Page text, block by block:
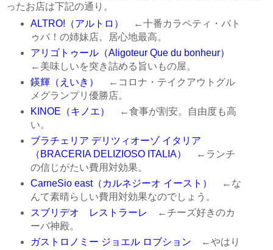
ったお店は下記の通り。
ALTRO!（アルトロ）
←十番カラペティ・バト
ゥバ！の姉妹店。居心地最高。
アリゴトゥール（Aligoteur Que du bonheur）
←美味しいを突き詰める旨いもの屋。
鍈輝（えいき）
←コロナ・テイクアウトグル
メグランプリ優勝店。
KINOE（キノエ）
←食事が割安。自由度も高
い。
ブラチェリア デリツィオーゾ イタリア
（BRACERIA DELIZIOSO ITALIA）
←ランチ
の信じがたい費用対効果。
CarneSio east（カルネジーオ イースト）
←な
んて素晴らしい費用対効果なのでしょう。
スブリデオ レストラーレ ←チーズ好きのカ
ーバ神殿。
ガストロノミー ジョエル ロブション ←やはり